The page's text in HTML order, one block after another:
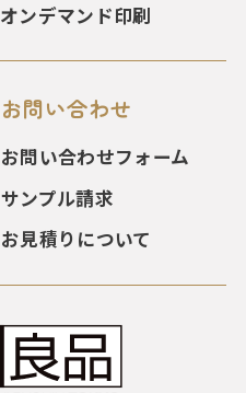
オンデマンド印刷
お問い合わせ
お問い合わせフォーム
サンプル請求
お見積りについて